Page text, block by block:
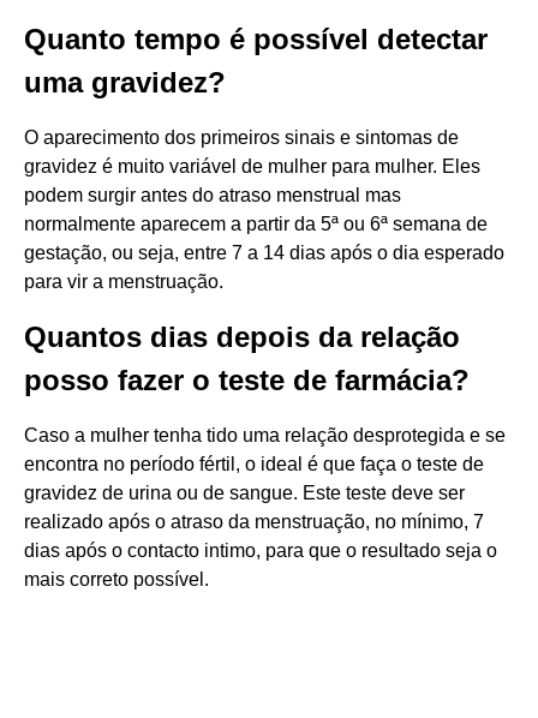
Quanto tempo é possível detectar
uma gravidez?
O aparecimento dos primeiros sinais e sintomas de
gravidez é muito variável de mulher para mulher. Eles
podem surgir antes do atraso menstrual mas
normalmente aparecem a partir da 5ª ou 6ª semana de
gestação, ou seja, entre 7 a 14 dias após o dia esperado
para vir a menstruação.
Quantos dias depois da relação
posso fazer o teste de farmácia?
Caso a mulher tenha tido uma relação desprotegida e se
encontra no período fértil, o ideal é que faça o teste de
gravidez de urina ou de sangue. Este teste deve ser
realizado após o atraso da menstruação, no mínimo, 7
dias após o contacto intimo, para que o resultado seja o
mais correto possível.